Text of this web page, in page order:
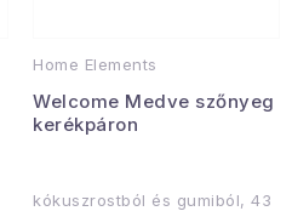
Home Elements
Welcome Medve szőnyeg
kerékpáron
kókuszrostból és gumiból, 43